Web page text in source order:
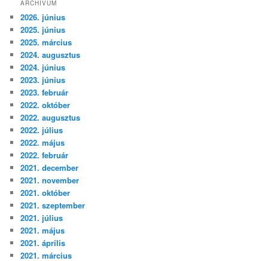
ARCHÍVUM
2026. június
2025. június
2025. március
2024. augusztus
2024. június
2023. június
2023. február
2022. október
2022. augusztus
2022. július
2022. május
2022. február
2021. december
2021. november
2021. október
2021. szeptember
2021. július
2021. május
2021. április
2021. március